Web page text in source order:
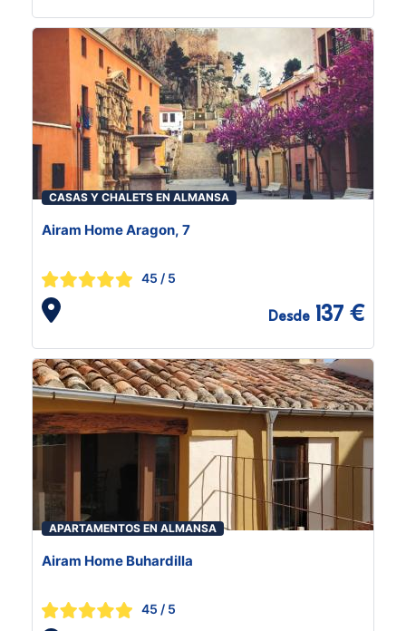
CASAS Y CHALETS EN ALMANSA
Airam Home Aragon, 7
45 / 5
Desde 137 €
APARTAMENTOS EN ALMANSA
Airam Home Buhardilla
45 / 5